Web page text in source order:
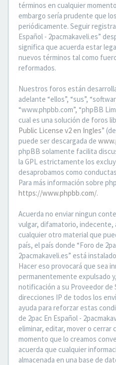
términos en cualquier
embargo sería prudente que
periódicamente. Seguir
Español - 2pacmakaveli.es”
significa que acuerda estar
nuevos términos tal como
reformados.
Nuestros foros están
adelante “ellos”, “sus”,
“www.phpbb.com”, “phpBB
cual es una solución de foros
Public License v2 en Ingles”
puede ser descargada de
phpBB solamente facilita
la GPL estrictamente los
desaprobamos como
Para más información sobre
https://www.phpbb.com/.
Acuerda no enviar ningun
vulgar, difamatorio, indecente,
cualquier otro material que
país, el país donde “Foro de
2pacmakaveli.es” está
Hacer eso provocará que sea
permanentemente expulsado
notificación a su Proveedor de
direcciones IP de todos los
ayuda para reforzar estas
de 2pac En Español -
eliminar, editar, mover o cerrar
momento que lo creamos
acuerda que cualquier
almacenada en una base de